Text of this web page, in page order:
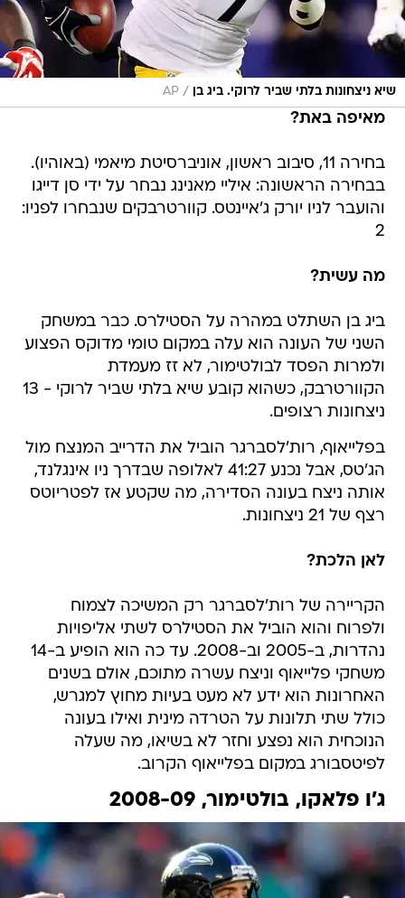
שיא ניצחונות בלתי שביר לרוקי. ביג בן /
AP
מאיפה באת?
בחירה 11, סיבוב ראשון, אוניברסיטת מיאמי (באוהיו).
בבחירה הראשונה: איליי מאנינג נבחר על ידי סן דייגו
והועבר לניו יורק ג'איינטס. קוורטרבקים שנבחרו לפניו:
2
מה עשית?
ביג בן השתלט במהרה על הסטילרס. כבר במשחק
השני של העונה הוא עלה במקום טומי מדוקס הפצוע
ולמרות הפסד לבולטימור, לא זז מעמדת
הקוורטרבק, כשהוא קובע שיא בלתי שביר לרוקי - 13
ניצחונות רצופים.
בפלייאוף, רות'לסברגר הוביל את הדרייב המנצח מול
הג'טס, אבל נכנע 41:27 לאלופה שבדרך ניו אינגלנד,
אותה ניצח בעונה הסדירה, מה שקטע אז לפטריוטס
רצף של 21 ניצחונות.
לאן הלכת?
הקריירה של רות'לסברגר רק המשיכה לצמוח
ולפרוח והוא הוביל את הסטילרס לשתי אליפויות
נהדרות, ב-2005 וב-2008. עד כה הוא הופיע ב-14
משחקי פלייאוף וניצח עשרה מתוכם, אולם בשנים
האחרונות הוא ידע לא מעט בעיות מחוץ למגרש,
כולל שתי תלונות על הטרדה מינית ואילו בעונה
הנוכחית הוא נפצע וחזר לא בשיאו, מה שעלה
לפיטסבורג במקום בפלייאוף הקרוב.
ג'ו פלאקו, בולטימור, 2008-09